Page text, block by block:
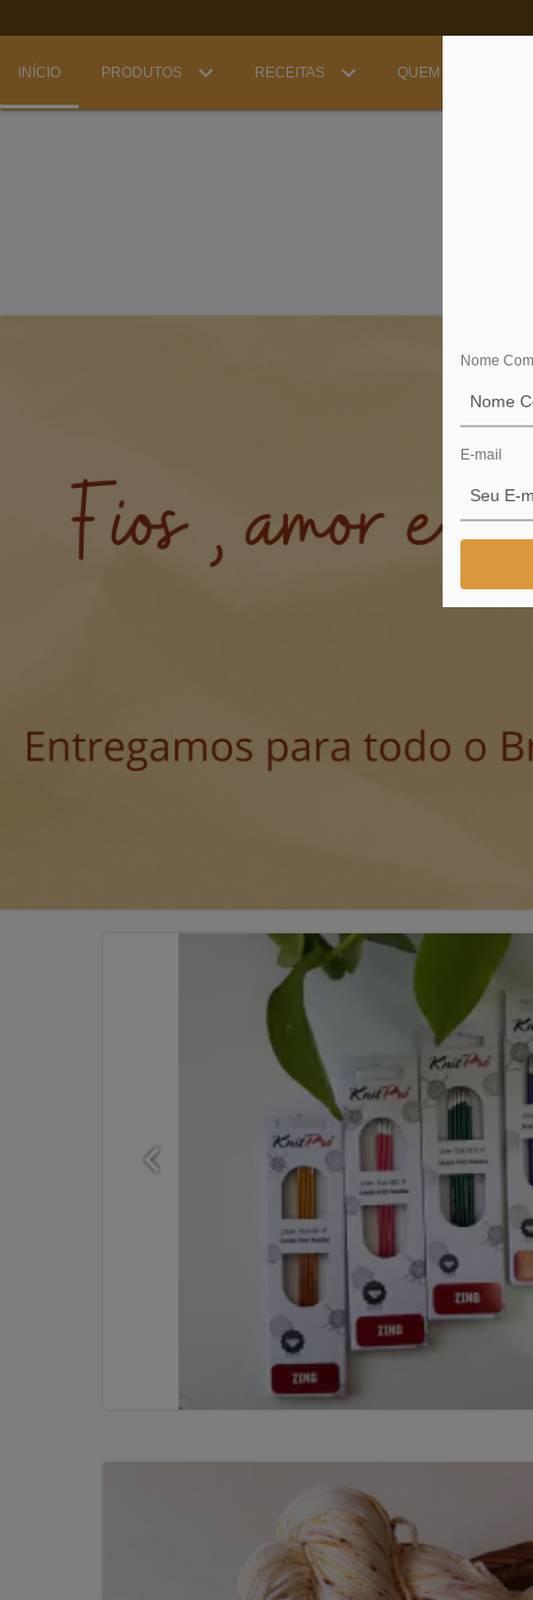
INÍCIO PRODUTOS RECEITAS QUEM SOMOS
Nome
E-mail